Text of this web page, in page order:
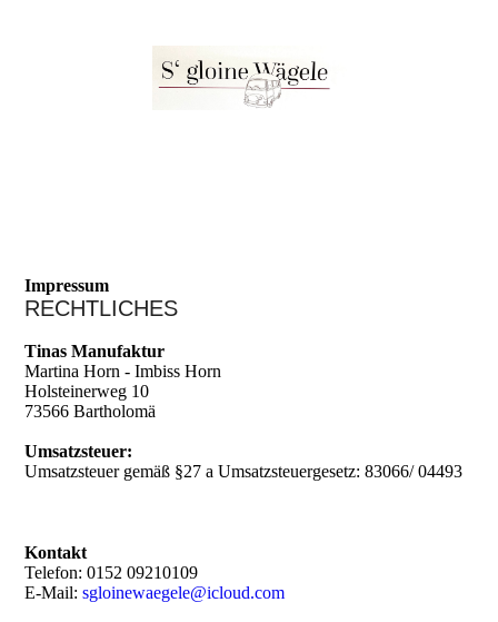
Impressum
RECHTLICHES
Tinas Manufaktur
Martina Horn - Imbiss Horn
Holsteinerweg 10
73566 Bartholomä
Umsatzsteuer:
Umsatzsteuer gemäß §27 a Umsatzsteuergesetz: 83066/ 04493
Kontakt
Telefon: 0152 09210109
E-Mail:sgloinewaegele@icloud.com